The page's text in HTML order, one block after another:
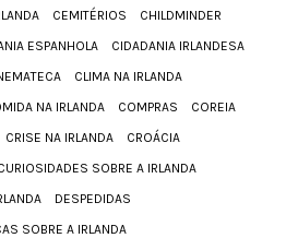
CEMITÉRIOS
CHILDMINDER
ESPANHOLA
CIDADANIA IRLANDESA
CLIMA NA IRLANDA
NA IRLANDA COMPRAS
COREIA
CRISE NA IRLANDA
CROÁCIA
SOBRE A IRLANDA
DESPEDIDAS
SOBRE A IRLANDA